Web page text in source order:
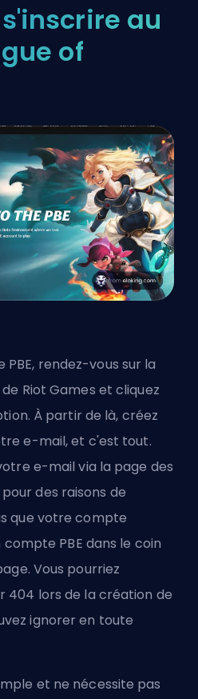
au
of
rendez-vous sur la
Riot Games et cliquez
À partir de là, créez
e-mail, et c'est tout.
e-mail via la page des
des raisons de
que votre compte
PBE dans le coin
Vous pourriez
404 lors de la création de
ignorer en toute
et ne nécessite pas